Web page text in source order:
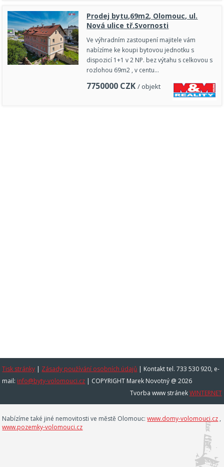
Prodej bytu,69m2, Olomouc, ul.
Nová ulice tř.Svornosti
Ve výhradním zastoupení majitele vám
nabízíme ke koupi bytovou jednotku s
dispozicí 1+1 v 2 NP. bez výtahu s celkovou s
rozlohou 69m2 , v centu…
7750000 CZK / objekt
Tisk stránky | Zásady používání osobních údajů | Kontakt tel. 733 530 920, e-
mail: info@byty-volomouci.cz | COPYRIGHT Marek Novotný @ 2026
Tvorba www stránekWINTERNET
Nabízíme také jiné nemovitosti ve městě Olomouc:www.domy-volomouci.cz ,
www.pozemky-volomouci.cz